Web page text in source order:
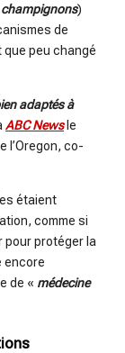
)
de
que peu changé
adaptés à
ABC Newsle
l’Oregon, co-
étaient
comme si
pour protéger la
encore
de « médecine